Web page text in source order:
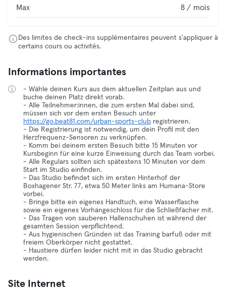
Max 8 / mois
Des limites de check-ins supplémentaires peuvent s'appliquer à
certains cours ou activités.
Informations importantes
- Wähle deinen Kurs aus dem aktuellen Zeitplan aus und
buche deinen Platz direkt vorab.
- Alle Teilnehmer:innen, die zum ersten Mal dabei sind,
müssen sich vor dem ersten Besuch unter
https://go.beat81.com/urban-sports-club registrieren.
- Die Registrierung ist notwendig, um dein Profil mit den
Herzfrequenz-Sensoren zu verknüpfen.
- Komm bei deinem ersten Besuch bitte 15 Minuten vor
Kursbeginn für eine kurze Einweisung durch das Team vorbei.
- Alle Regulars sollten sich spätestens 10 Minuten vor dem
Start im Studio einfinden.
- Das Studio befindet sich im ersten Hinterhof der
Boxhagener Str. 77, etwa 50 Meter links am Humana-Store
vorbei.
- Bringe bitte ein eigenes Handtuch, eine Wasserflasche
sowie ein eigenes Vorhängeschloss für die Schließfächer mit.
- Das Tragen von sauberen Hallenschuhen ist während der
gesamten Session verpflichtend.
- Aus hygienischen Gründen ist das Training barfuß oder mit
freiem Oberkörper nicht gestattet.
- Haustiere dürfen leider nicht mit in das Studio gebracht
werden.
Site Internet